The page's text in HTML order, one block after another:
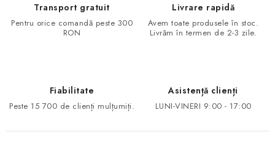
Transport gratuit
Pentru orice comandă peste 300
RON
Livrare rapidă
Avem toate produsele în stoc.
Livrăm în termen de 2-3 zile.
Fiabilitate
Peste 15 700 de clienți mulțumiți.
Asistență clienți
LUNI-VINERI 9:00 - 17:00